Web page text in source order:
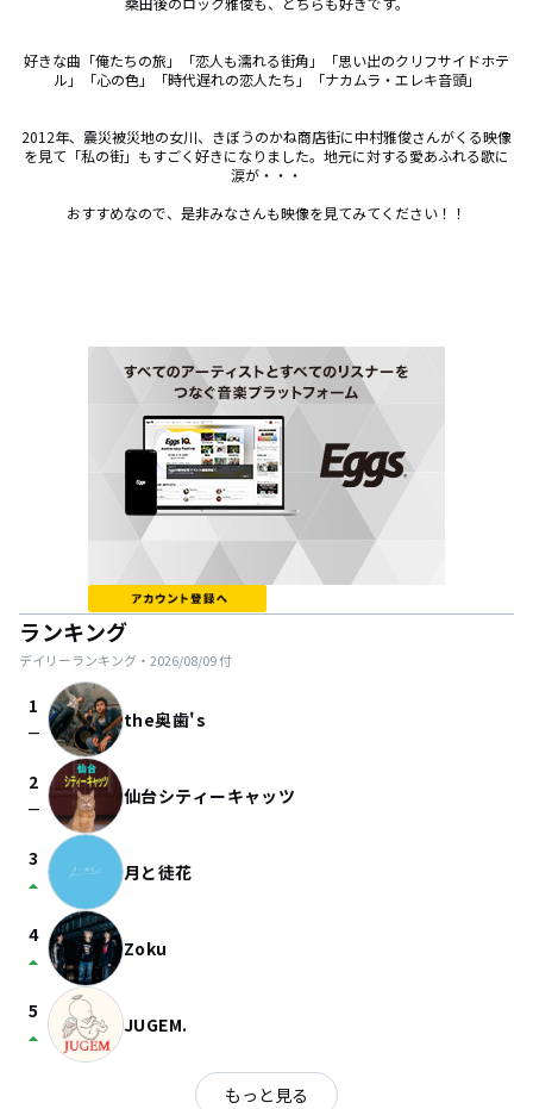
好きな曲「俺たちの旅」「恋人も濡れる街角」「思い出のクリフサイドホテ
ル」「心の色」「時代遅れの恋人たち」「ナカムラ・エレキ音頭」
2012年、震災被災地の女川、きぼうのかね商店街に中村雅俊さんがくる映像
を見て「私の街」もすごく好きになりました。地元に対する愛あふれる歌に
涙が・・・
おすすめなので、是非みなさんも映像を見てみてください！！
ランキング
デイリーランキング・ 2026/08/09付
1
check_indeterminate_small the奥歯's
2
check_indeterminate_small 仙台シティーキャッツ
3
arrow_drop_up 月と徒花
4
arrow_drop_up Zoku
5
arrow_drop_up JUGEM.
もっと見る